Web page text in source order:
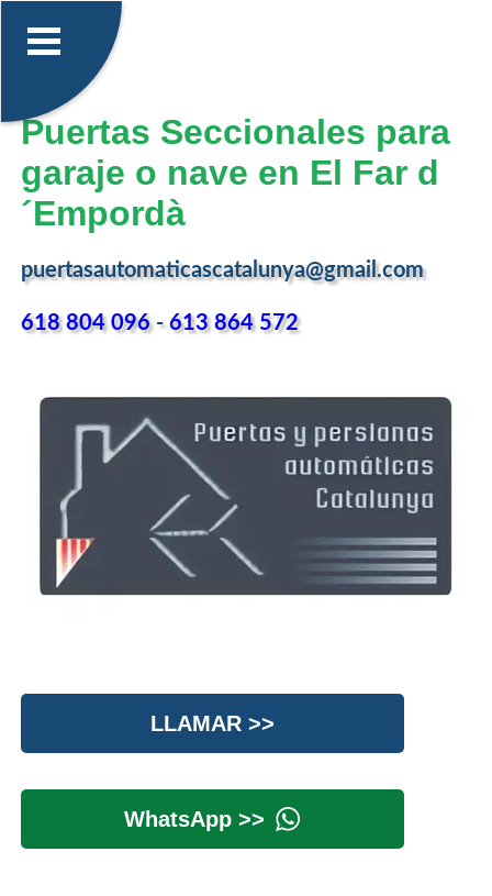
Puertas Seccionales para
garaje o nave en El Far d
´Empordà
puertasautomaticascatalunya@gmail.com
618 804 096-613 864 572
LLAMAR >>
WhatsApp >>